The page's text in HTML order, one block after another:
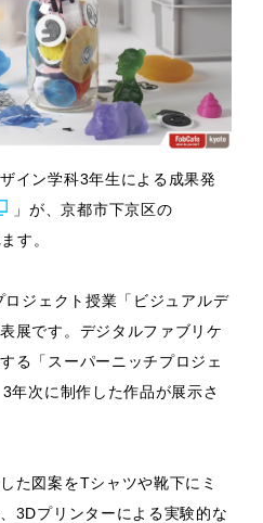
イン学科3年生による成果発
」が、京都市下京区の
す。
ジェクト授業「ビジュアルデ
展です。デジタルファブリケ
る「スーパーニッチプロジェ
年次に制作した作品が展示さ
た図案をTシャツや靴下にミ
3Dプリンターによる実験的な